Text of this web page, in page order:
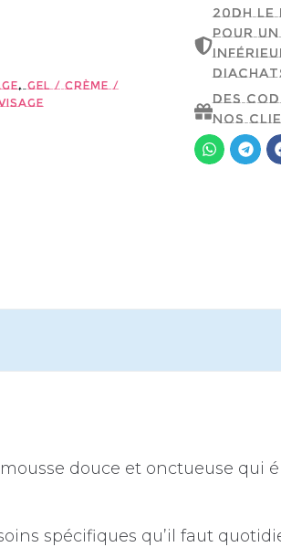
,Gel / Crème /
20dh
pour
Des
nos
douce et onctueuse qui
spécifiques qu’il faut